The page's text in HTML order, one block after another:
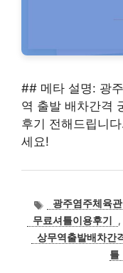
## 메타 설명: 광
역 출발 배차간격
후기 전해드립니
세요!
태
그
광주염주체육
무료셔틀이용후기
,
상무역출발배차간
틀